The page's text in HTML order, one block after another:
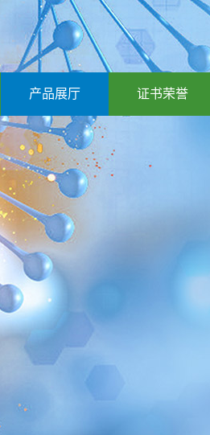
产品展厅 证书荣誉